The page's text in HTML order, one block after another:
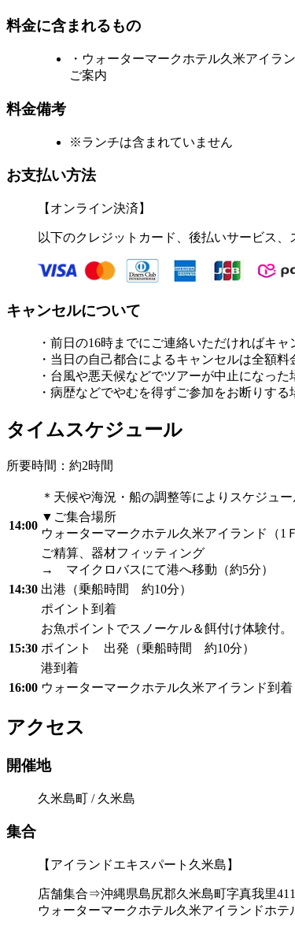
料金に含まれるもの
・ウォーターマークホテル久米アイラ
ご案内
料金備考
※ランチは含まれていません
お支払い方法
【オンライン決済】
以下のクレジットカード、後払いサービス、
キャンセルについて
・前日の16時までにご連絡いただければキャ
・当日の自己都合によるキャンセルは全額料
・台風や悪天候などでツアーが中止になっ
・病歴などでやむを得ずご参加をお断りする
タイムスケジュール
所要時間：約2時間
＊天候や海況・船の調整等によりスケジュ
14:00
▼ご集合場所
ウォーターマークホテル久米アイランド（1
ご精算、器材フィッティング
→ マイクロバスにて港へ移動（約5分）
14:30 出港（乗船時間 約10分）
ポイント到着
お魚ポイントでスノーケル＆餌付け体験付。
15:30 ポイント 出発（乗船時間 約10分）
港到着
16:00 ウォーターマークホテル久米アイランド到
アクセス
開催地
久米島町 / 久米島
集合
【アイランドエキスパート久米島】
店舗集合⇒沖縄県島尻郡久米島町字真我里411
ウォーターマークホテル久米アイランドホテ